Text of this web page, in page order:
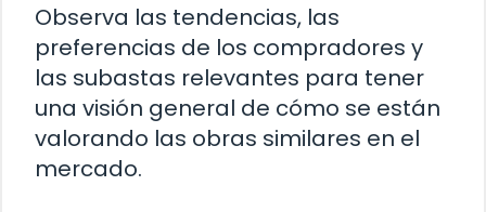
Observa las tendencias, las
preferencias de los compradores y
las subastas relevantes para tener
una visión general de cómo se están
valorando las obras similares en el
mercado.